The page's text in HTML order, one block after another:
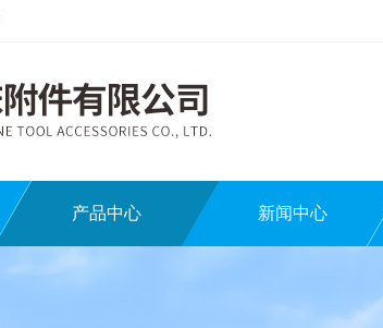
产品中心 新闻中心